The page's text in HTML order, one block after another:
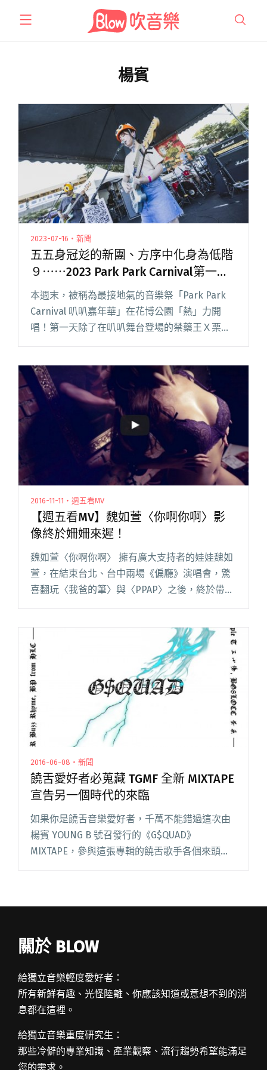
楊賓
2023-07-16・新聞
五五身冠彣的新團、方序中化身為低階
９⋯⋯2023 Park Park Carnival第一
天，你可能錯過演出！
本週末，被稱為最接地氣的音樂祭「Park Park
Carnival 叭叭嘉年華」在花博公園「熱」力開
唱！第一天除了在叭叭舞台登場的禁藥王Ｘ栗子
＋潮州土狗、鶴 The Crane、wannasleep 及 Leo
身冠彣的新團、方序中化身為低階９⋯⋯2023
Park Park Carnival第一天，你可能錯過演出！"
2016-11-11・週五看MV
【週五看MV】魏如萱〈你啊你啊〉影
像終於姍姍來遲！
魏如萱〈你啊你啊〉 擁有廣大支持者的娃娃魏如
萱，在結束台北、台中兩場《偏廳》演唱會，驚
喜翻玩〈我爸的筆〉與〈PPAP〉之後，終於帶來
娃，不但在這首歌曲融閱讀全文 "【週五看MV】
魏如萱〈你啊你啊〉影像終於姍姍來遲！"
2016-06-08・新聞
饒舌愛好者必蒐藏 TGMF 全新 MIXTAPE
宣告另一個時代的來臨
如果你是饒舌音樂愛好者，千萬不能錯過這次由
楊賓 YOUNG B 號召發行的《G$QUAD》
MIXTAPE，參與這張專輯的饒舌歌手各個來頭不
小，同時還有新生代血液注入其中，堪稱是一張
關於 BLOW
給獨立音樂輕度愛好者：
所有新鮮有趣、光怪陸離、你應該知道或意想不到的消
息都在這裡。
給獨立音樂重度研究生：
那些冷僻的專業知識、產業觀察、流行趨勢希望能滿足
您的需求。